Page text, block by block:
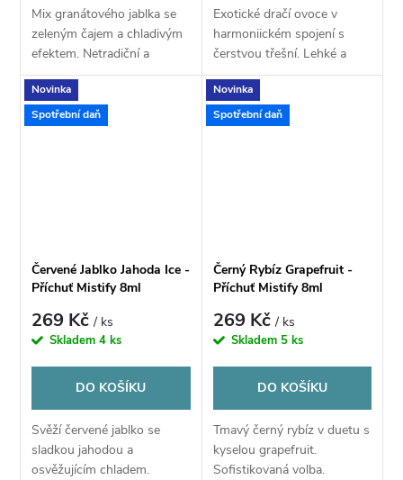
Mix granátového jablka se
zeleným čajem a chladivým
efektem. Netradiční a
zajímavé.
Exotické dračí ovoce v
harmoniickém spojení s
čerstvou třešní. Lehké a
elegantní.
Novinka
Spotřební daň
Červené Jablko Jahoda Ice -
Příchuť Mistify 8ml
269 Kč/ ks
Skladem4 ks
DO KOŠÍKU
Svěží červené jablko se
sladkou jahodou a
osvěžujícím chladem.
Novinka
Spotřební daň
Černý Rybíz Grapefruit -
Příchuť Mistify 8ml
269 Kč/ ks
Skladem 5 ks
DO KOŠÍKU
Tmavý černý rybíz v duetu s
kyselou grapefruit.
Sofistikovaná volba.